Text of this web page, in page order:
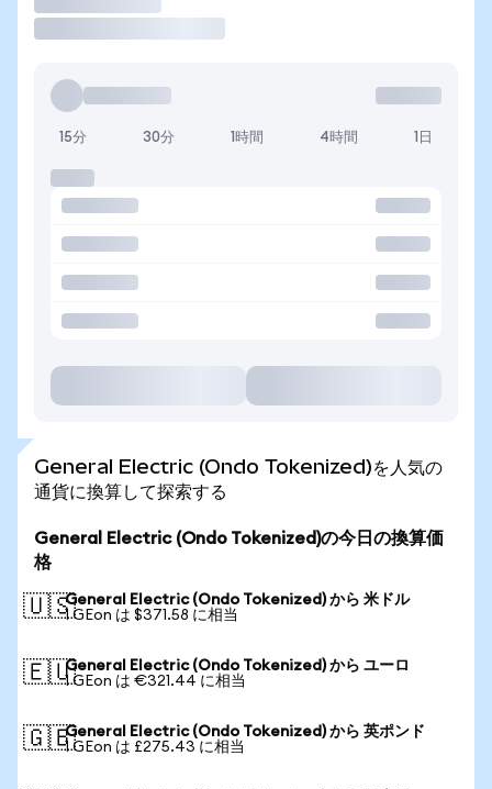
15分 30分 1時間 4時間 1日
General Electric (Ondo Tokenized)を人気の
通貨に換算して探索する
General Electric (Ondo Tokenized)の今日の換算価
格
🇺🇸General Electric (Ondo Tokenized) から 米ドル
1 GEon は $371.58 に相当
🇪🇺General Electric (Ondo Tokenized) から ユーロ
1 GEon は €321.44 に相当
🇬🇧General Electric (Ondo Tokenized) から 英ポンド
1 GEon は £275.43 に相当